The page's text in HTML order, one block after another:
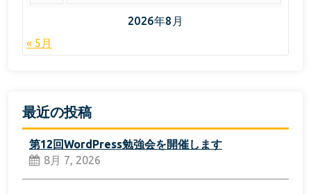
2026年8月
« 5月
最近の投稿
第12回WordPress勉強会を開催します
8月 7, 2026